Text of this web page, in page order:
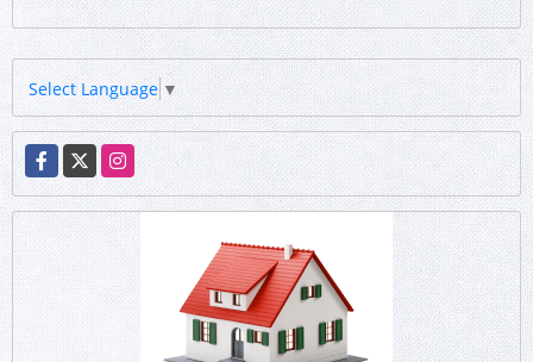
Select Language▼
Facebook
X Instagram